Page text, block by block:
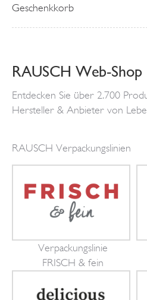
Geschenkkorb
RAUSCH Web-Shop
Entdecken Sie über 2.700
Hersteller & Anbieter von
RAUSCH Verpackungslinien
Verpackungslinie
FRISCH & fein